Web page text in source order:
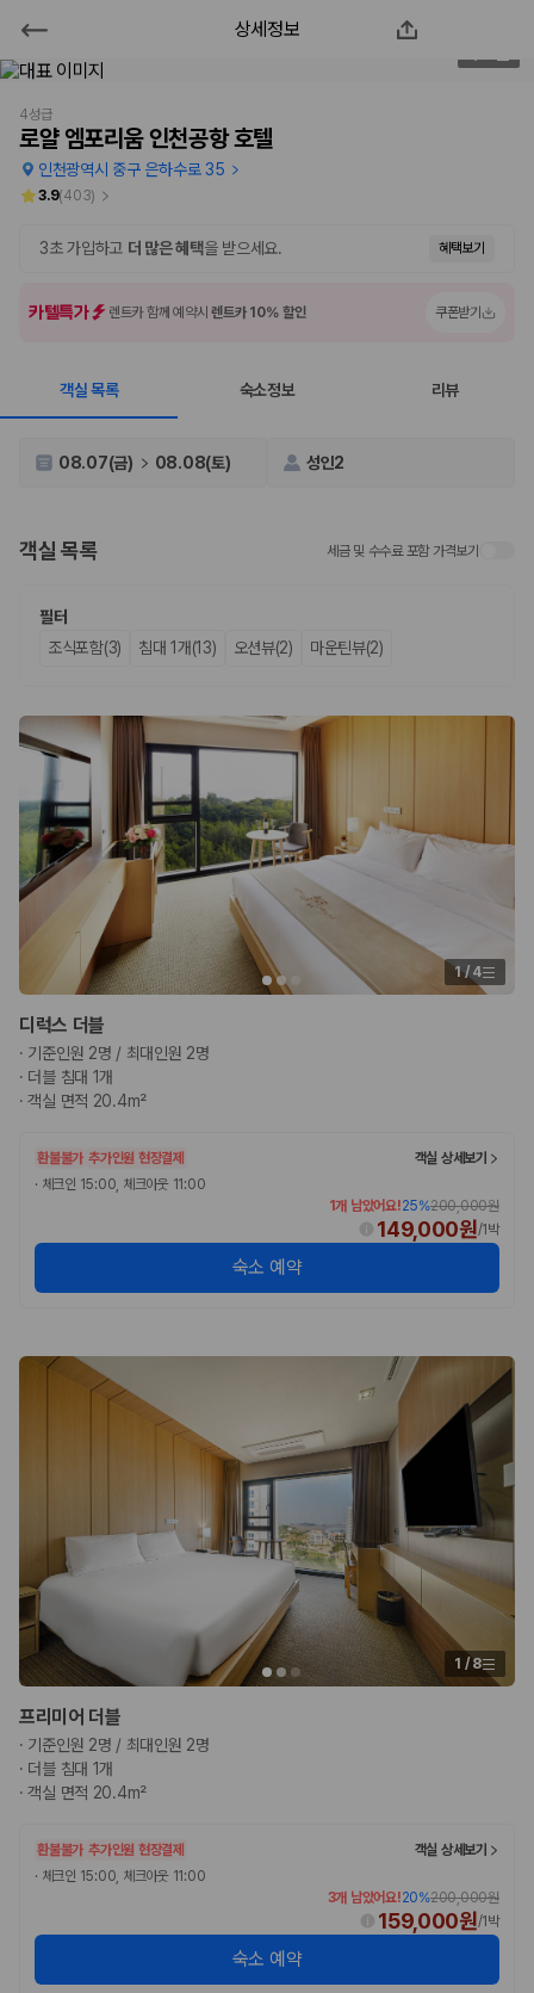
로얄 엠포리움 인천공항 호텔
2000만 이용고객이 선택한 제주 렌트카 가격비교 플랫폼
제주렌트카 가격비교는 카모아에서 한 번에
제주도 렌트카는 업체마다 차량 가격, 보험 조건, 면책금, 보상 한도, 인수
장소, 취소 규정이 다릅니다. 카모아는 여러 제주 렌트카 업체의 조건을 한
업체별 가격비교:
제주 렌트카 업체별 실시간 예약 가능 차량과 요금
차종별 최저가 비교:
인원에 맞는 차종별 가격을 비교합니다.
보험 조건 비교:일반자차, 완전자차, 슈퍼자차의 면책금과 보상 한
확인합니다.
실시간 예약:
비교 후 원하는 차량을 바로 예약할 수 있습니다.
제주렌트카 실시간 가격비교 바로가기
제주 렌트카를 찾을 때 꼭 비교해야 하는 기준
1. 단순 최저가가 아니라 실제 결제 조건을 비교하세요
제주렌트카 최저가는 차량 기본요금만으로 판단하기 어렵습니다. 보험 포
함 여부, 면책금, 보상 한도, 옵션 비용, 취소 수수료를 함께 확인해야 실제
로 저렴한 차량을 고를 수 있습니다.
2. 보험 조건은 가격만큼 중요합니다
완전자차와 슈퍼자차는 업체별 보장 범위가 다를 수 있습니다. 카모아에서
는 제주 렌트카 가격과 함께 보험 조건을 비교해 여행 스타일에 맞는 보장
3. 제주공항 접근성과 셔틀 조건을 함께 확인하세요
제주 렌트카는 차량 인수 위치와 셔틀 편의성에 따라 실제 이용 만족도가
달라집니다. 공항에서 렌트카 사무실까지의 이동 조건을 가격과 함께 비교
경차·소형차
혼자 또는 2인 여행에 적합하며 제주 렌트카 최저가를 찾는 사용자
가 가장 먼저 비교하는 차종입니다.
커플·친구 여행에서 많이 선택되며 가격과 승차감의 균형이 좋은 차
가족 여행, 짐이 많은 여행, 장거리 이동에 적합하며 보험 조건과 차
량 연식을 함께 비교하는 것이 좋습니다.
승합차·대형차
단체 여행이나 4인 이상 가족 여행에 적합하며 인원수, 짐 공간, 보
험 조건을 함께 확인해야 합니다.
제주렌트카 보험까지 비교해야 진짜 가격비교입
니다
동일한 차량이라도 보험 조건에 따라 실제 부담 금액이 달라질 수 있습니
다. 카모아는 제주 렌트카 가격뿐 아니라 일반자차, 완전자차, 슈퍼자차 조
건을 함께 확인할 수 있도록 돕습니다.
일반자차:사고 발생 시 일정 금액의 면책금이 발생할 수 있습니다.
완전자차: 보상 한도 내에서 면책금 부담이 줄어드는 보험 조건입니
다.
더 높은 보장 조건을 원하는 사용자에게 적합합니다.
2000만 고객이 선택한 렌트카 가격비교 플랫폼
상세정보
4성급
로얄 엠포리움 인천공항 호텔
인천광역시 중구 은하수로 35
3.9(403)
3초 가입하고 더 많은 혜택을 받으세요. 혜택보기
카텔특가 렌트카 함께 예약시렌트카 10% 할인 쿠폰받기
객실 목록 숙소정보 리뷰
08.07(금) 08.08(토) 성인2
객실 목록 세금 및 수수료 포함 가격보기
필터
조식포함(3)
침대 1개(13) 오션뷰(2) 마운틴뷰(2)
1/ 4
디럭스 더블
· 기준인원 2명 / 최대인원 2명
· 더블 침대 1개
·객실 면적 20.4m²
환불불가 추가인원 현장결제
객실 상세보기
· 체크인 15:00, 체크아웃 11:00
1개 남았어요!25%200,000원
149,000원/1박
숙소 예약
1 / 8
프리미어 더블
· 기준인원 2명 / 최대인원 2명
· 더블 침대 1개
·객실 면적 20.4m²
환불불가 추가인원 현장결제
객실 상세보기
· 체크인 15:00, 체크아웃 11:00
3개 남았어요!20%200,000원
159,000원/1박
숙소 예약